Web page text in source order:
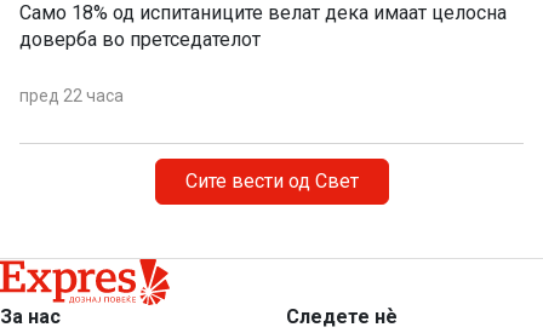
Само 18% од испитаниците велат дека имаат целосна
доверба во претседателот
пред 22 часа
Сите вести од Свет
За нас
Следете нѐ